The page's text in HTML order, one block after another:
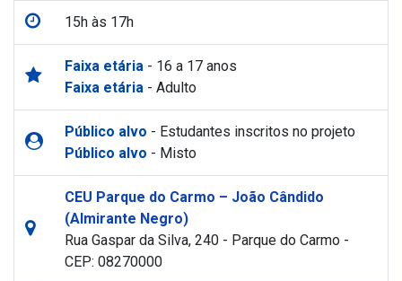
15h às 17h
Faixa etária - 16 a 17 anos
Faixa etária - Adulto
Público alvo - Estudantes inscritos no projeto
Público alvo - Misto
CEU Parque do Carmo – João Cândido
(Almirante Negro)
Rua Gaspar da Silva, 240 - Parque do Carmo -
CEP: 08270000